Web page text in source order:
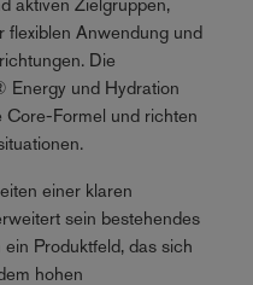
flexiblen Anwendung und
Die
Energy und Hydration
Formel und richten
einer klaren
sein bestehendes
Produktfeld, das sich
hohen